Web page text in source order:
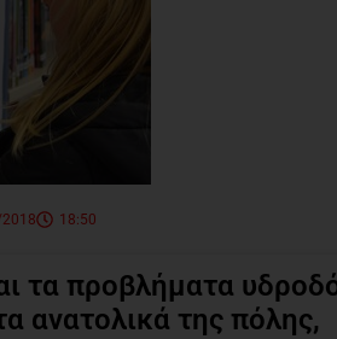
18:50
τα προβλήματα
ανατολικά της πόλης,